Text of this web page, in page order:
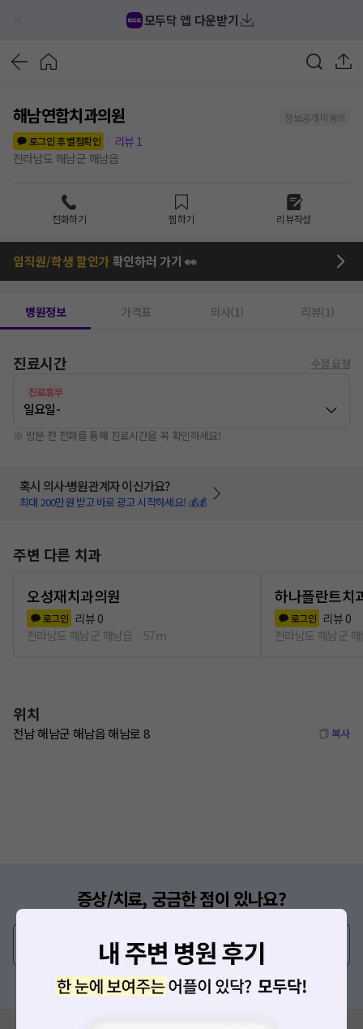
모두닥 앱 다운받기
해남연합치과의원
정보공개 미동의
로그인 후 별점확인
리뷰 1
전라남도 해남군 해남읍
전화하기 찜하기 리뷰작성
임직원/학생 할인가확인하러 가기 👀
병원정보 가격표 의사(1) 리뷰(1)
진료시간 수정 요청
진료휴무
일요일-
※ 방문 전 전화를 통해 진료시간을 꼭 확인하세요!
혹시 의사·병원관계자 이신가요?
최대 200만원 받고 바로 광고 시작하세요! 💰💰
주변 다른 치과
오성재치과의원
로그인 리뷰 0
전라남도 해남군 해남읍
57m
하나플란트치
로그인 리뷰 0
전라남도 해남군
위치
전남 해남군 해남읍 해남로 8 복사
증상/치료, 궁금한 점이 있나요?
의사가 직접 답해드려요!
💬 무엇이든 물어보세요
혹은, 의료상담 서비스에 다양한 게시글 보러가기